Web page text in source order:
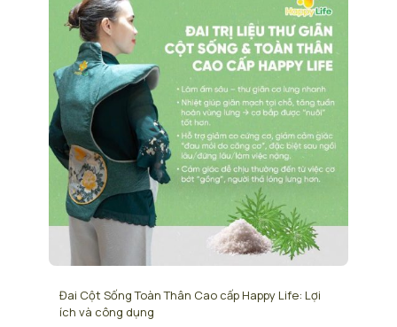
Đai Cột Sống Toàn Thân Cao cấp Happy Life: Lợi
ích và công dụng